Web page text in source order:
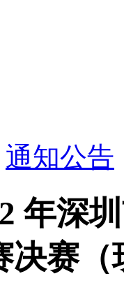
通知公告
年深
决赛